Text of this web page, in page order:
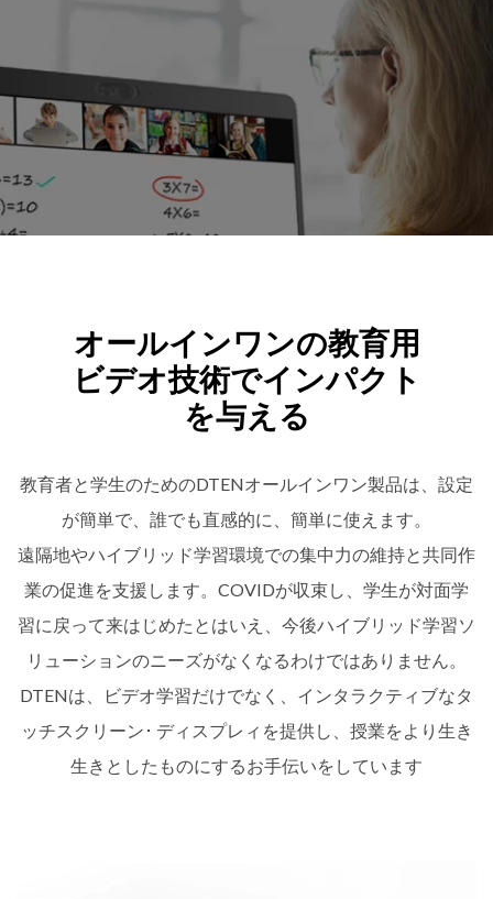
オールインワンの教育用
ビデオ技術でインパクト
を与える
教育者と学生のためのDTENオールインワン製品は、設定
が簡単で、誰でも直感的に、簡単に使えます。
遠隔地やハイブリッド学習環境での集中力の維持と共同作
業の促進を支援します。COVIDが収束し、学生が対面学
習に戻って来はじめたとはいえ、今後ハイブリッド学習ソ
リューションのニーズがなくなるわけではありません。
DTENは、ビデオ学習だけでなく、インタラクティブなタ
ッチスクリーン･ ディスプレィを提供し、授業をより生き
生きとしたものにするお手伝いをしています